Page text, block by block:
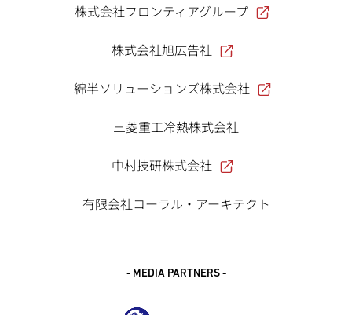
株式会社フロンティアグループ
株式会社旭広告社
綿半ソリューションズ株式会社
三菱重工冷熱株式会社
中村技研株式会社
有限会社コーラル・アーキテクト
- MEDIA PARTNERS -